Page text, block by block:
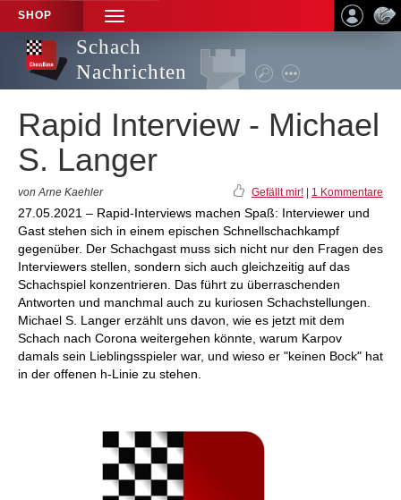
SHOP
TOGGLE
NAVIGATION
Schach
Nachrichten
Rapid Interview - Michael
S. Langer
von Arne Kaehler Gefällt mir! 1 Kommentare
27.05.2021 – Rapid-Interviews machen Spaß: Interviewer und
Gast stehen sich in einem epischen Schnellschachkampf
gegenüber. Der Schachgast muss sich nicht nur den Fragen des
Interviewers stellen, sondern sich auch gleichzeitig auf das
Schachspiel konzentrieren. Das führt zu überraschenden
Antworten und manchmal auch zu kuriosen Schachstellungen.
Michael S. Langer erzählt uns davon, wie es jetzt mit dem
Schach nach Corona weitergehen könnte, warum Karpov
damals sein Lieblingsspieler war, und wieso er "keinen Bock" hat
in der offenen h-Linie zu stehen.